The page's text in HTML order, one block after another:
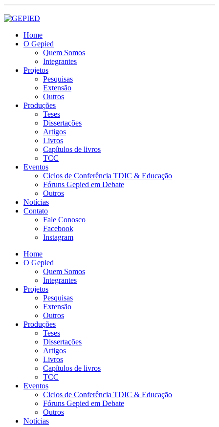
Home
O Gepied
Quem Somos
Integrantes
Projetos
Pesquisas
Extensão
Outros
Produções
Teses
Dissertações
Artigos
Livros
Capítulos de livros
TCC
Eventos
Ciclos de Conferência TDIC & Educação
Fóruns Gepied em Debate
Outros
Notícias
Contato
Fale Conosco
Facebook
Instagram
Home
O Gepied
Quem Somos
Integrantes
Projetos
Pesquisas
Extensão
Outros
Produções
Teses
Dissertações
Artigos
Livros
Capítulos de livros
TCC
Eventos
Ciclos de Conferência TDIC & Educação
Fóruns Gepied em Debate
Outros
Notícias